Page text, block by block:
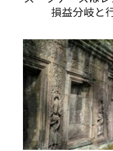
損益分岐と